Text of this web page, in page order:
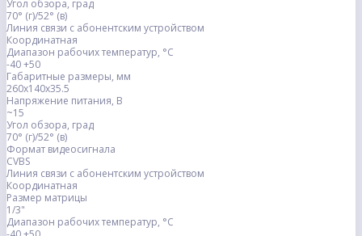
Угол обзора, град
70° (г)/52° (в)
Линия связи с абонентским устройством
Координатная
Диапазон рабочих температур, °С
-40 +50
Габаритные размеры, мм
260х140х35.5
Напряжение питания, В
~15
Угол обзора, град
70° (г)/52° (в)
Формат видеосигнала
CVBS
Линия связи с абонентским устройством
Координатная
Размер матрицы
1/3"
Диапазон рабочих температур, °С